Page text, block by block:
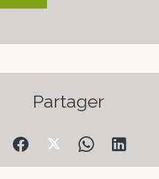
Partager